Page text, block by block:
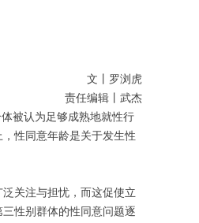
文丨罗浏虎
责任编辑丨武杰
被认为足够成熟地就性行
性同意年龄是关于发生性
关注与担忧，而这促使立
性别群体的性同意问题逐